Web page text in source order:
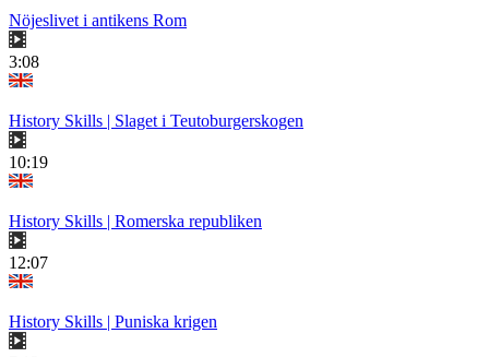
Nöjeslivet i antikens Rom
3:08
History Skills | Slaget i Teutoburgerskogen
10:19
History Skills | Romerska republiken
12:07
History Skills | Puniska krigen